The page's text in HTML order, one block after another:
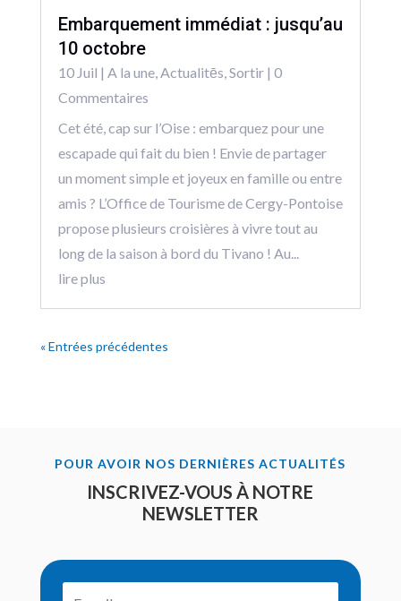
Embarquement immédiat : jusqu’au
10 octobre
10 Juil | A la une,Actualitēs,Sortir| 0
Commentaires
Cet été, cap sur l’Oise : embarquez pour une
escapade qui fait du bien ! Envie de partager
un moment simple et joyeux en famille ou entre
amis ? L’Office de Tourisme de Cergy-Pontoise
propose plusieurs croisières à vivre tout au
long de la saison à bord du Tivano ! Au...
lire plus
« Entrées précédentes
POUR AVOIR NOS DERNIÈRES ACTUALITÉS
INSCRIVEZ-VOUS À NOTRE
NEWSLETTER